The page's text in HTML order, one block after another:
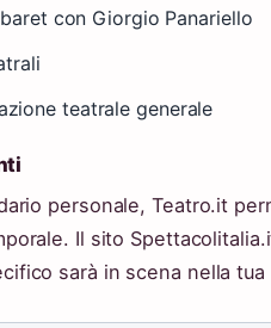
con Giorgio Panariello
teatrale generale
personale, Teatro.it
Il sito
sarà in scena nella tua